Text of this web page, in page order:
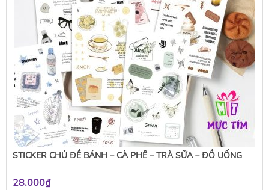
STICKER CHỦ ĐỀ BÁNH – CÀ PHÊ – TRÀ SỮA – ĐỒ UỐNG
28.000₫